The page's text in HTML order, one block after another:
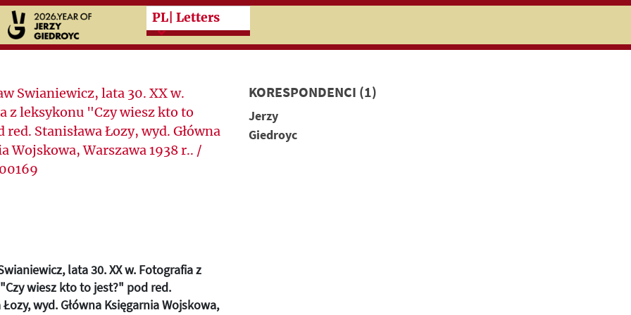
Przeskocz do treści zasadniczej
PL | Letters
lata 30. XX w. Fotografia z
wiesz kto to jest?" pod red.
Łozy, wyd. Główna Księgarnia Wojskowa,
KORESPONDENCI (1)
Jerzy
Giedroyc